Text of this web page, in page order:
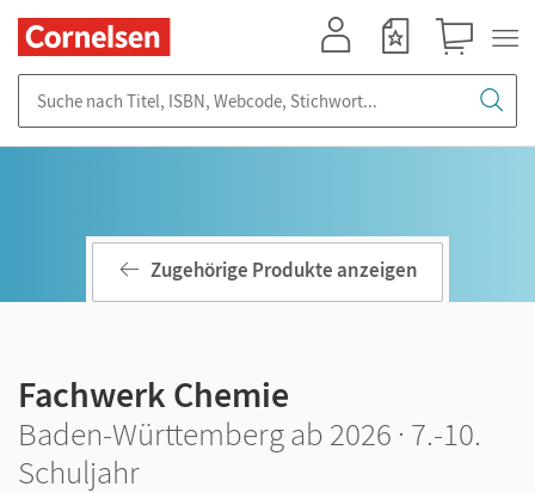
Zugehörige Produkte anzeigen
Fachwerk Chemie
Baden-Württemberg ab 2026 · 7.-10.
Schuljahr